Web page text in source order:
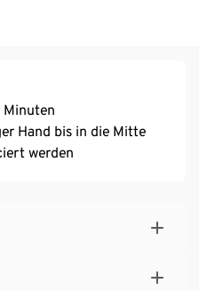
Hand bis in die Mitte
werden